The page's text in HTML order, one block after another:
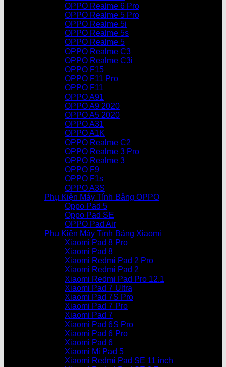
OPPO Realme 6 Pro
OPPO Realme 5 Pro
OPPO Realme 5i
OPPO Realme 5s
OPPO Realme 5
OPPO Realme C3
OPPO Realme C3i
OPPO F15
OPPO F11 Pro
OPPO F11
OPPO A91
OPPO A9 2020
OPPO A5 2020
OPPO A31
OPPO A1K
OPPO Realme C2
OPPO Realme 3 Pro
OPPO Realme 3
OPPO F9
OPPO F1s
OPPO A3S
Phụ Kiện Máy Tính Bảng OPPO
Oppo Pad 5
Oppo Pad SE
OPPO Pad Air
Phụ Kiện Máy Tính Bảng Xiaomi
Xiaomi Pad 8 Pro
Xiaomi Pad 8
Xiaomi Redmi Pad 2 Pro
Xiaomi Redmi Pad 2
Xiaomi Redmi Pad Pro 12.1
Xiaomi Pad 7 Ultra
Xiaomi Pad 7S Pro
Xiaomi Pad 7 Pro
Xiaomi Pad 7
Xiaomi Pad 6S Pro
Xiaomi Pad 6 Pro
Xiaomi Pad 6
Xiaomi Mi Pad 5
Xiaomi Redmi Pad SE 11 inch